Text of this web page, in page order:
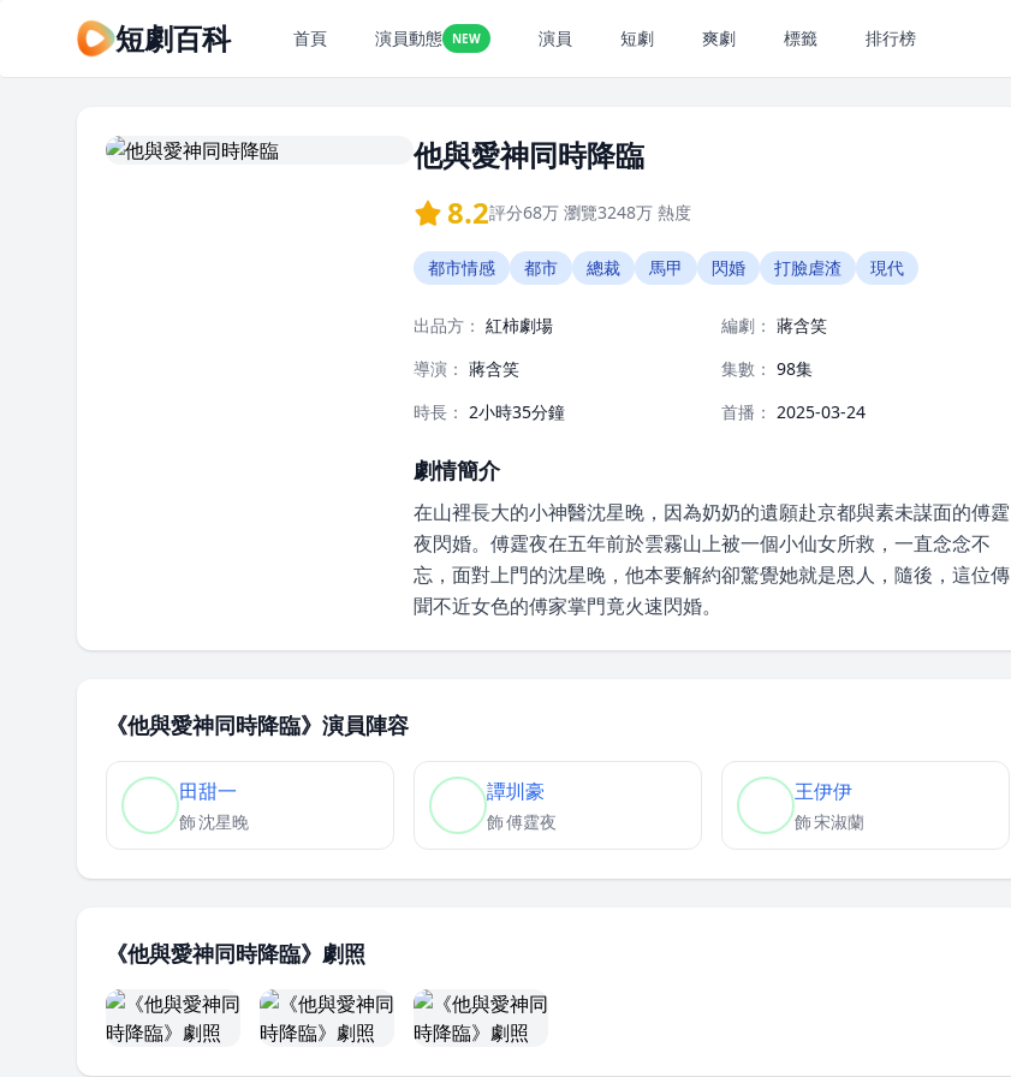
短劇百科 首頁 演員動態 NEW 演員 短劇 爽劇 標籤 排行榜
他與愛神同時降臨
8.2評分68万 瀏覽3248万 熱度
都市情感 都市 總裁 馬甲 閃婚 打臉虐渣 現代
出品方： 紅柿劇場 編劇： 蔣含笑
導演： 蔣含笑 集數： 98集
時長： 2小時35分鐘 首播： 2025-03-24
劇情簡介
在山裡長大的小神醫沈星晚，因為奶奶的遺願赴京都與素未謀面的傅霆
夜閃婚。傅霆夜在五年前於雲霧山上被一個小仙女所救，一直念念不
忘，面對上門的沈星晚，他本要解約卻驚覺她就是恩人，隨後，這位傳
聞不近女色的傅家掌門竟火速閃婚。
《他與愛神同時降臨》演員陣容
田甜一
飾沈星晚
譚圳豪
飾傅霆夜
王伊伊
飾宋淑蘭
《他與愛神同時降臨》劇照